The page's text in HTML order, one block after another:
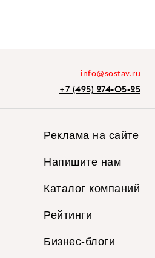
info@sostav.ru
+7 (495) 274-05-25
Реклама на сайте
Напишите нам
Каталог компаний
Рейтинги
Бизнес-блоги